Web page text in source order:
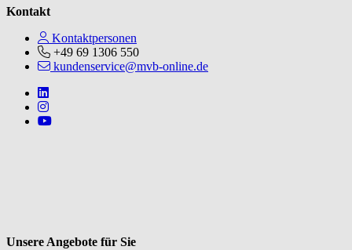
Kontakt
Kontaktpersonen
+49 69 1306 550
kundenservice@mvb-online.de
Follow us on https://www.linkedin.com/company/mvbbooks
Follow us on https://www.instagram.com/lifeatmvb/
Follow us on https://www.youtube.com/@mvbbooks
Unsere Angebote für Sie